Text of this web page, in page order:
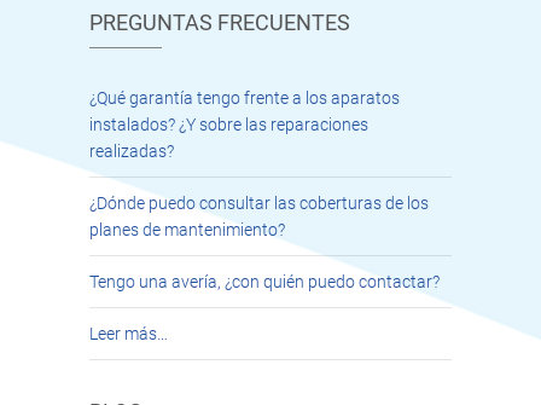
PREGUNTAS FRECUENTES
¿Qué garantía tengo frente a los aparatos
instalados? ¿Y sobre las reparaciones
realizadas?
¿Dónde puedo consultar las coberturas de los
planes de mantenimiento?
Tengo una avería, ¿con quién puedo contactar?
Leer más…